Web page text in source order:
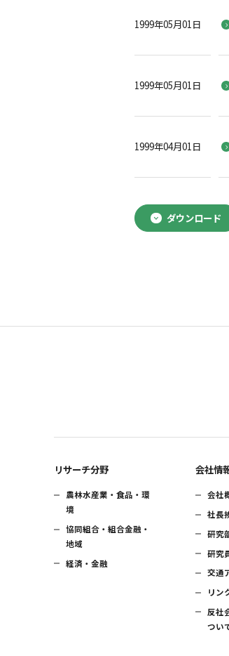
1999年05月01日
1999年05月01日
1999年04月01日
ダウンロード
リサーチ分野
農林水産業・食品・環
境
協同組合・組合金融・
地域
経済・金融
会社情
会社
社長
研究
研究
交通
リン
反社
つい